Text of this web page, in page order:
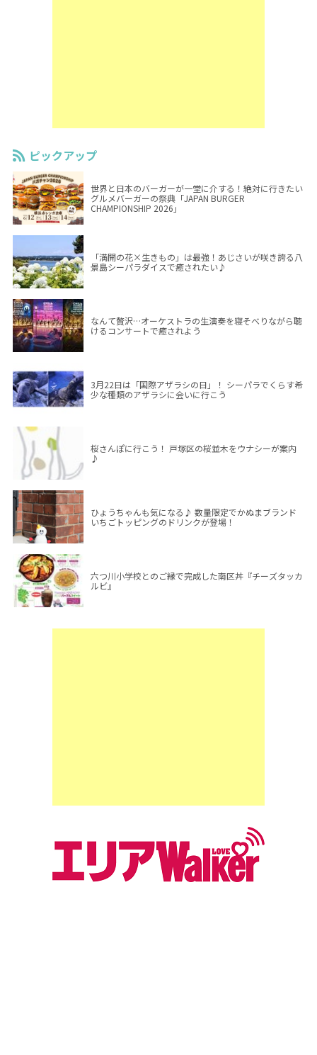
ピックアップ
世界と日本のバーガーが一堂に介する！絶対に行きたい
グルメバーガーの祭典「JAPAN BURGER
CHAMPIONSHIP 2026」
「満開の花×生きもの」は最強！あじさいが咲き誇る八
景島シーパラダイスで癒されたい♪
なんて贅沢…オーケストラの生演奏を寝そべりながら聴
けるコンサートで癒されよう
3月22日は「国際アザラシの日」！ シーパラでくらす希
少な種類のアザラシに会いに行こう
桜さんぽに行こう！ 戸塚区の桜並木をウナシーが案内
♪
ひょうちゃんも気になる♪ 数量限定でかぬまブランド
いちごトッピングのドリンクが登場！
六つ川小学校とのご縁で完成した南区丼『チーズタッカ
ルビ』